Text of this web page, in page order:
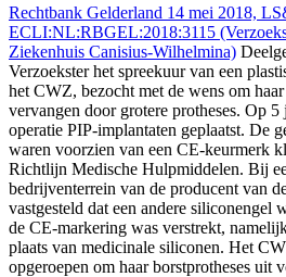
Rechtbank Gelderland 14 mei 2018,
ECLI:NL:RBGEL:2018:3115
Ziekenhuis Canisius-Wilhelmina)
Verzoekster het spreekuur van een
het CWZ, bezocht met de wens om
vervangen door grotere protheses. Op
operatie PIP-implantaten geplaatst. De
waren voorzien van een CE-keurmerk
Richtlijn Medische Hulpmiddelen. Bij
bedrijventerrein van de producent van
vastgesteld dat een andere siliconengel
de CE-markering was verstrekt,
plaats van medicinale siliconen. Het
opgeroepen om haar borstprotheses uit